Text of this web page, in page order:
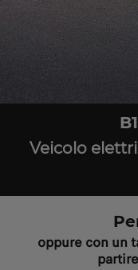
Veicolo
oppure con un